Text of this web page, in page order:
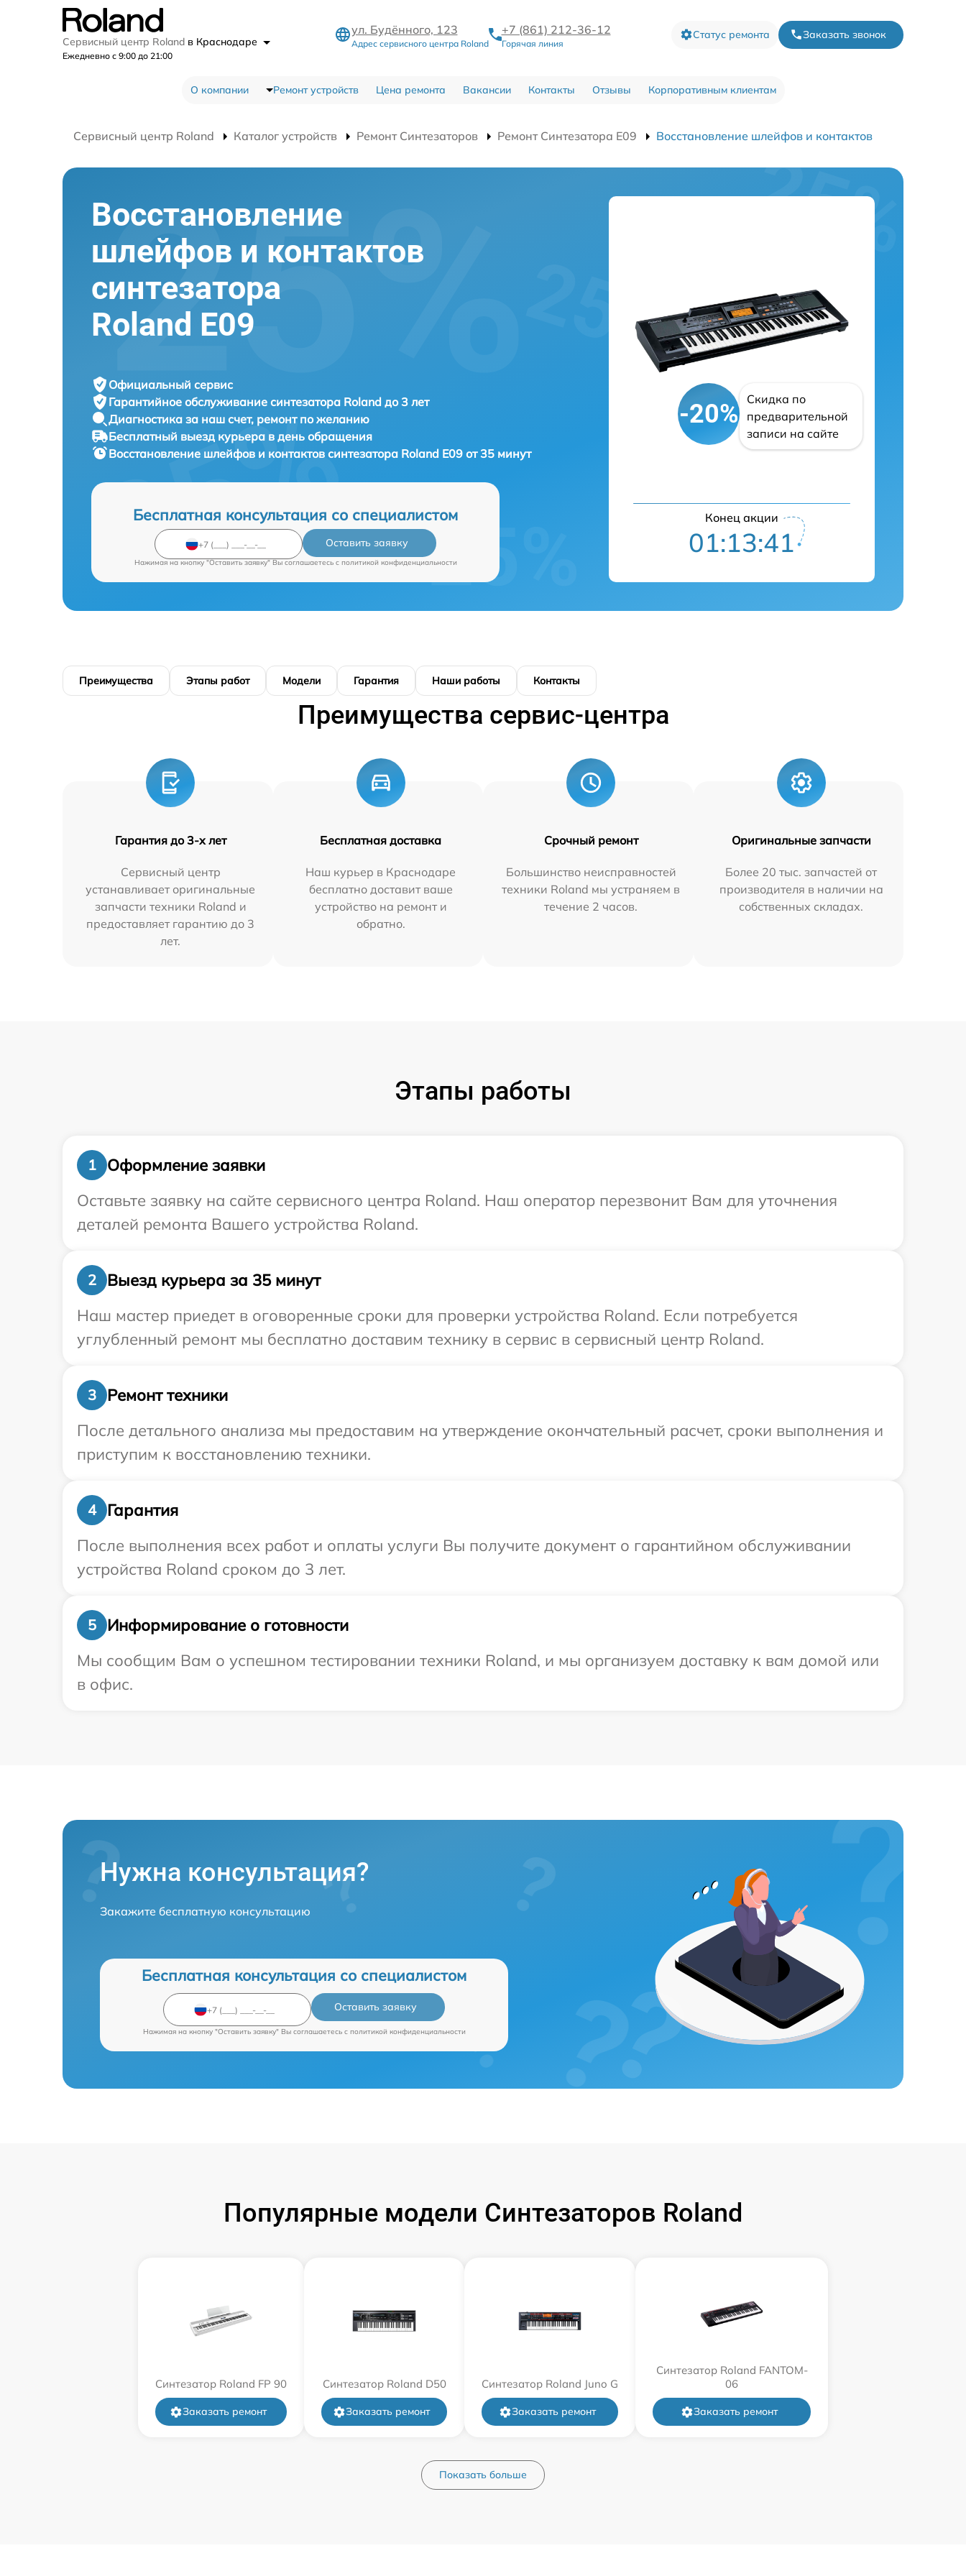
Сервисный центр Roland в Краснодаре
Ежедневно с 9:00 до 21:00
ул. Будённого, 123
Адрес сервисного центра Roland
+7 (861) 212-36-12
Горячая линия
Статус ремонта Заказать звонок
О компании Ремонт устройств Цена ремонта Вакансии Контакты Отзывы Корпоративным клиентам
Сервисный центр Roland Каталог устройств Ремонт Синтезаторов Ремонт Синтезатора E09 Восстановление шлейфов и контактов
Восстановление
шлейфов и контактов
синтезатора
Roland E09
Официальный сервис
Гарантийное обслуживание синтезатора Roland до 3 лет
Диагностика за наш счет, ремонт по желанию
Бесплатный выезд курьера в день обращения
Восстановление шлейфов и контактов синтезатора Roland E09 от 35 минут
Бесплатная консультация со специалистом
Оставить заявку
Нажимая на кнопку "Оставить заявку" Вы соглашаетесь c политикой конфиденциальности
-20%
Скидка по
предварительной
записи на сайте
Конец акции
01:13:40
Преимущества Этапы работ Модели Гарантия Наши работы Контакты
Преимущества сервис-центра
Гарантия до 3-х лет
Сервисный центр
устанавливает оригинальные
запчасти техники Roland и
предоставляет гарантию до 3
лет.
Бесплатная доставка
Наш курьер в Краснодаре
бесплатно доставит ваше
устройство на ремонт и
обратно.
Срочный ремонт
Большинство неисправностей
техники Roland мы устраняем в
течение 2 часов.
Оригинальные запчасти
Более 20 тыс. запчастей от
производителя в наличии на
собственных складах.
Этапы работы
1
Оформление заявки
Оставьте заявку на сайте сервисного центра Roland. Наш оператор перезвонит Вам для уточнения
деталей ремонта Вашего устройства Roland.
2
Выезд курьера за 35 минут
Наш мастер приедет в оговоренные сроки для проверки устройства Roland. Если потребуется
углубленный ремонт мы бесплатно доставим технику в сервис в сервисный центр Roland.
3
Ремонт техники
После детального анализа мы предоставим на утверждение окончательный расчет, сроки выполнения и
приступим к восстановлению техники.
4
Гарантия
После выполнения всех работ и оплаты услуги Вы получите документ о гарантийном обслуживании
устройства Roland сроком до 3 лет.
5
Информирование о готовности
Мы сообщим Вам о успешном тестировании техники Roland, и мы организуем доставку к вам домой или
в офис.
Нужна консультация?
Закажите бесплатную консультацию
Бесплатная консультация со специалистом
Оставить заявку
Нажимая на кнопку "Оставить заявку" Вы соглашаетесь c политикой конфиденциальности
Популярные модели Синтезаторов Roland
Синтезатор Roland FP 90
Заказать ремонт
Синтезатор Roland D50
Заказать ремонт
Синтезатор Roland Juno G
Заказать ремонт
Синтезатор Roland FANTOM-
06
Заказать ремонт
Показать больше